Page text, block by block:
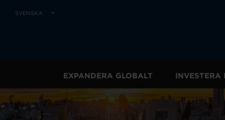
SVENSKA
EXPANDERA GLOBALT INVESTERA